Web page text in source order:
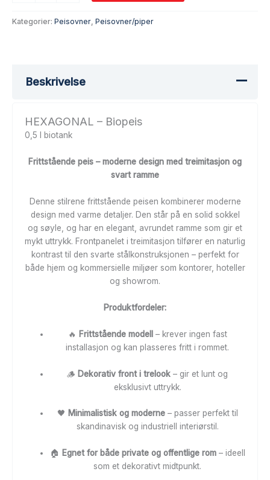
Kategorier: Peisovner, Peisovner/piper
Beskrivelse
HEXAGONAL – Biopeis
0,5 l biotank
Frittstående peis – moderne design med treimitasjon og
svart ramme
Denne stilrene frittstående peisen kombinerer moderne
design med varme detaljer. Den står på en solid sokkel
og søyle, og har en elegant, avrundet ramme som gir et
mykt uttrykk. Frontpanelet i treimitasjon tilfører en naturlig
kontrast til den svarte stålkonstruksjonen – perfekt for
både hjem og kommersielle miljøer som kontorer, hoteller
og showrom.
Produktfordeler:
🔥 Frittstående modell
– krever ingen fast
installasjon og kan plasseres fritt i rommet.
🪵 Dekorativ front i trelook – gir et lunt og
eksklusivt uttrykk.
🖤 Minimalistisk og moderne– passer perfekt til
skandinavisk og industriell interiørstil.
🏠 Egnet for både private og offentlige rom– ideell
som et dekorativt midtpunkt.